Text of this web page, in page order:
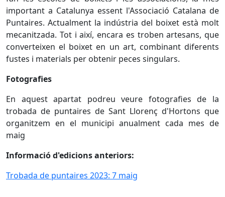
important a Catalunya essent l'Associació Catalana de
Puntaires. Actualment la indústria del boixet està molt
mecanitzada. Tot i així, encara es troben artesans, que
converteixen el boixet en un art, combinant diferents
fustes i materials per obtenir peces singulars.
Fotografies
En aquest apartat podreu veure fotografies de la
trobada de puntaires de Sant Llorenç d'Hortons que
organitzem en el municipi anualment cada mes de
maig
Informació d'edicions anteriors:
Trobada de puntaires 2023: 7 maig